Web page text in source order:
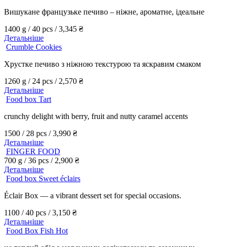
Вишукане французьке печиво – ніжне, ароматне, ідеальне
1400 g / 40 pcs /3,345 ₴
Детальніше
Crumble Cookies
Хрустке печиво з ніжною текстурою та яскравим смаком
1260 g / 24 pcs / 2,570 ₴
Детальніше
Food box Tart
crunchy delight with berry, fruit and nutty caramel accents
1500 / 28 pcs /3,990 ₴
Детальніше
FINGER FOOD
700 g / 36 pcs / 2,900 ₴
Детальніше
Food box Sweet éclairs
Éclair Box — a vibrant dessert set for special occasions.
1100 / 40 pcs /3,150 ₴
Детальніше
Food Box Fish Hot